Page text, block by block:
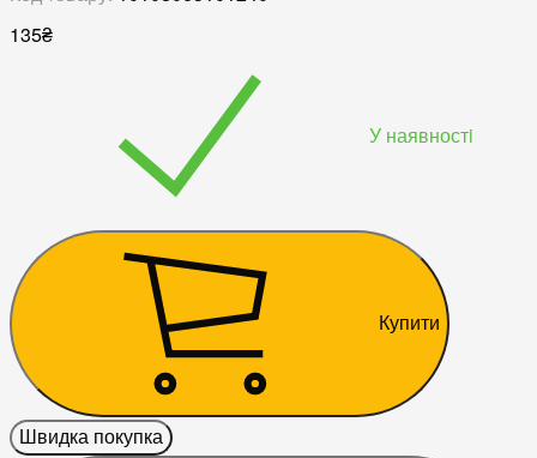
135₴
У наявностi
Купити
Швидка покупка